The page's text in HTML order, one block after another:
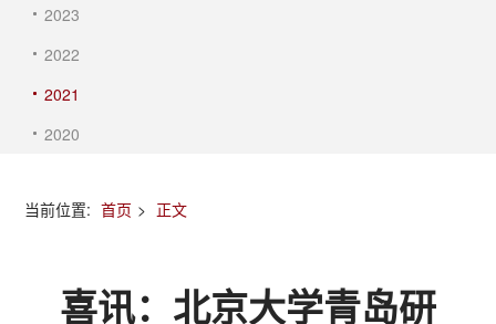
2023
2022
2021
2020
当前位置: 首页 > 正文
喜讯：北京大学青岛研